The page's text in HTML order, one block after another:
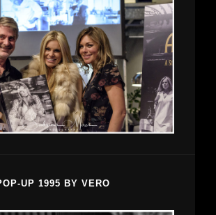
UP 1995 BY VERO